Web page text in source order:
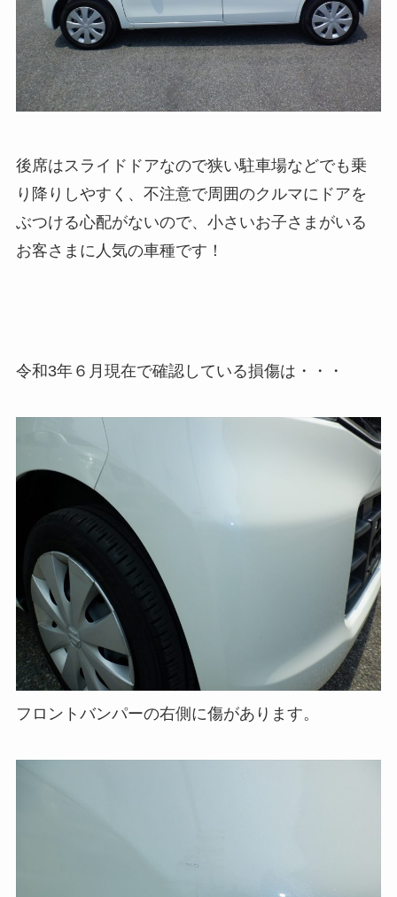
後席はスライドドアなので狭い駐車場などでも乗
り降りしやすく、不注意で周囲のクルマにドアを
ぶつける心配がないので、小さいお子さまがいる
お客さまに人気の車種です！
令和3年６月現在で確認している損傷は・・・
フロントバンパーの右側に傷があります。